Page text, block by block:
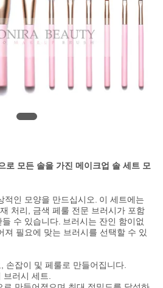
로 모든 솔을 가진 메이크업 솔 세트 모
적인 모양을 만드십시오. 이 세트에는
처리, 금색 페룰 전문 브러시가 포함
수 있습니다. 브러시는 잔인 함이없
져 필요에 맞는 브러시를 선택할 수 있
손잡이 및 페룰로 만들어집니다.
브러시 세트.